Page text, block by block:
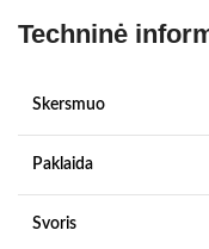
Techninė
Skersmuo
Paklaida
Svoris